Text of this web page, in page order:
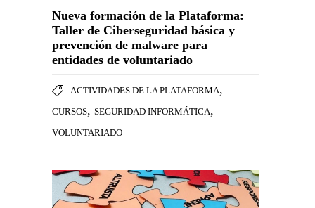
Nueva formación de la Plataforma:
Taller de Ciberseguridad básica y
prevención de malware para
entidades de voluntariado
ACTIVIDADES DE LA PLATAFORMA,
CURSOS, SEGURIDAD INFORMÁTICA,
VOLUNTARIADO